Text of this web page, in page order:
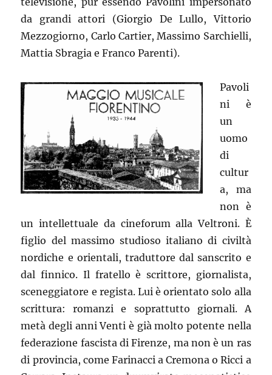
da grandi attori (Giorgio De Lullo, Vittorio
Mezzogiorno, Carlo Cartier, Massimo Sarchielli,
Mattia Sbragia e Franco Parenti).
Pavoli
ni è
un
uomo
di
cultur
a, ma
non è
un intellettuale da cineforum alla Veltroni. È
figlio del massimo studioso italiano di civiltà
nordiche e orientali, traduttore dal sanscrito e
dal finnico. Il fratello è scrittore, giornalista,
sceneggiatore e regista. Lui è orientato solo alla
scrittura: romanzi e soprattutto giornali. A
metà degli anni Venti è già molto potente nella
federazione fascista di Firenze, ma non è un ras
di provincia, come Farinacci a Cremona o Ricci a